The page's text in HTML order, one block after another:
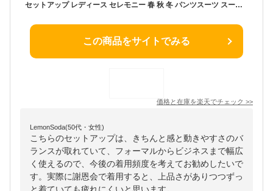
セットアップ レディース セレモニー 春 秋 冬 パンツスーツ スーツ フォーマル ビジネススーツ ママスーツ コーデ フォーマルスーツ 通勤 ビジネス 入学式 入園式 卒業式 卒園式 七五三 お宮参り 結婚式 母親 着?せ 体型カバー 大きいサイズ 春夏 秋冬 30代 40代 50代
この商品をサイトでみる
価格と在庫を楽天でチェック >>
LemonSoda(50代・女性)
こちらのセットアップは、きちんと感と動きやすさのバ
ランスが取れていて、フォーマルからビジネスまで幅広
く使えるので、今後の着用頻度を考えてお勧めしたいで
す。実際に謝恩会で着用すると、上品さがありつつずっ